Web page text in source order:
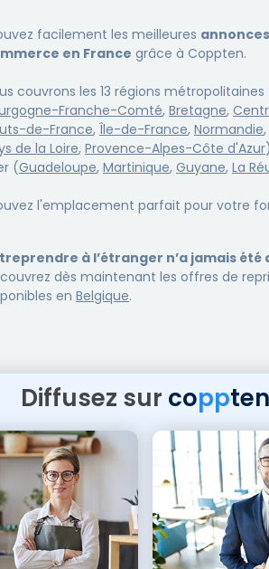
facilement les meilleures
en France grâce à Coppten.
couvrons les 13 régions métropolitaines
Franche-Comté, Bretagne,
de-France, Île-de-France, Normandie,
de la Loire, Provence-Alpes-Côte d'Azur
(Guadeloupe, Martinique, Guyane, La
l'emplacement parfait pour votre
à l’étranger n’a jamais
dès maintenant les offres de
en Belgique.
Diffusez sur coppten